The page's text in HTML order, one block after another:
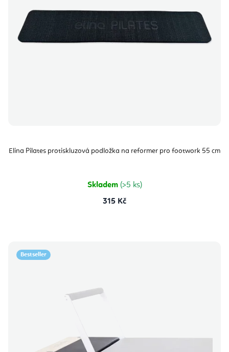
Elina Pilates protiskluzová podložka na reformer pro footwork 55 cm
Skladem (>5 ks)
315 Kč
Bestseller